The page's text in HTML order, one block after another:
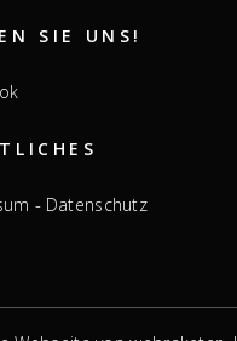
SIE UNS!
- Datenschutz